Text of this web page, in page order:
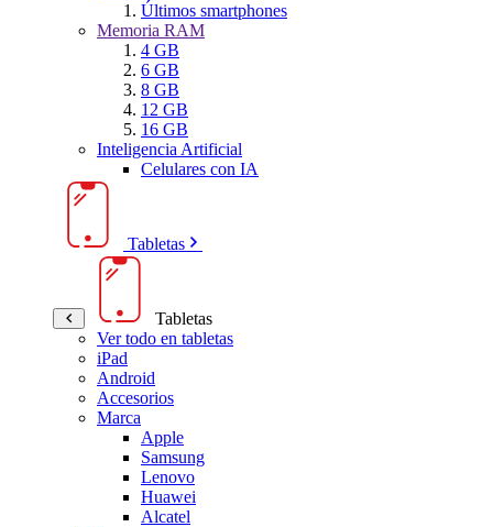
Últimos smartphones
Memoria RAM
4 GB
6 GB
8 GB
12 GB
16 GB
Inteligencia Artificial
Celulares con IA
Tabletas
Tabletas
Ver todo en tabletas
iPad
Android
Accesorios
Marca
Apple
Samsung
Lenovo
Huawei
Alcatel